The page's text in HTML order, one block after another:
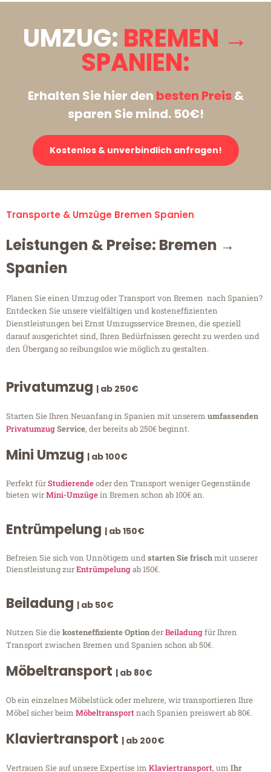
UMZUG: BREMEN →
SPANIEN:
Erhalten Sie hier den besten Preis&
sparen Sie mind. 50€!
Kostenlos & unverbindlich anfragen!
Transporte & Umzüge Bremen Spanien
Leistungen & Preise: Bremen →
Spanien
Planen Sie einen Umzug oder Transport von Bremen nach Spanien?
Entdecken Sie unsere vielfältigen und kosteneffizienten
Dienstleistungen bei Ernst Umzugsservice Bremen, die speziell
darauf ausgerichtet sind, Ihren Bedürfnissen gerecht zu werden und
den Übergang so reibungslos wie möglich zu gestalten.
Privatumzug | ab 250€
Starten Sie Ihren Neuanfang in Spanien mit unserem umfassenden
PrivatumzugService, der bereits ab 250€ beginnt.
Mini Umzug | ab 100€
Perfekt fürStudierendeoder den Transport weniger Gegenstände
bieten wirMini-Umzügein Bremen schon ab 100€ an.
Entrümpelung | ab 150€
Befreien Sie sich von Unnötigem undstarten Sie frischmit unserer
Dienstleistung zurEntrümpelungab 150€.
Beiladung | ab 50€
Nutzen Sie diekosteneffiziente OptionderBeiladungfür Ihren
Transport zwischen Bremen und Spanien schon ab 50€.
Möbeltransport | ab 80€
Ob ein einzelnes Möbelstück oder mehrere, wir transportieren Ihre
Möbel sicher beim Möbeltransportnach Spanien preiswert ab 80€.
Klaviertransport | ab 200€
Vertrauen Sie auf unsere Expertise im Klaviertransport, um Ihr